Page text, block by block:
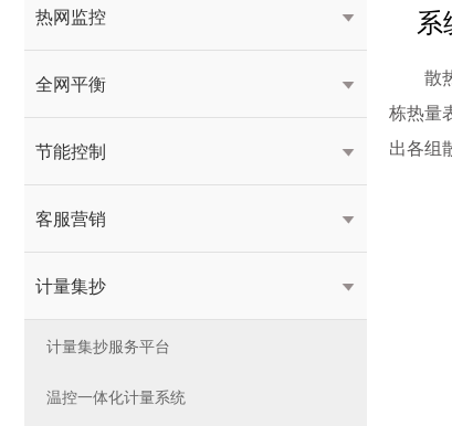
热网监控 
全网平衡 
节能控制 
客服营销 
计量集抄 
计量集抄服务平台
温控一体化计量系统
系
散
栋热量
出各组